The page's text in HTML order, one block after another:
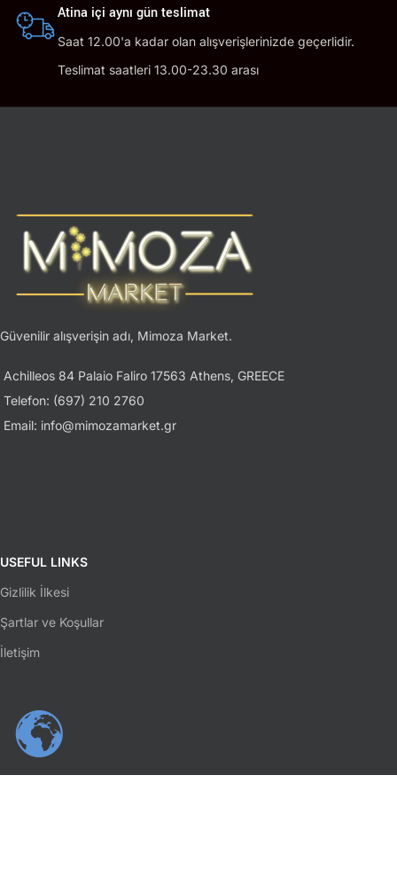
Atina içi aynı gün teslimat
Saat 12.00'a kadar olan alışverişlerinizde geçerlidir.
Teslimat saatleri 13.00-23.30 arası
Güvenilir alışverişin adı, Mimoza Market.
Achilleos 84 Palaio Faliro 17563 Athens, GREECE
Telefon: (697) 210 2760
Email: info@mimozamarket.gr
USEFUL LINKS
Gizlilik İlkesi
Şartlar ve Koşullar
İletişim